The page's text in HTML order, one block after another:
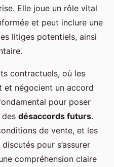
Elle joue un rôle vital
et peut inclure une
litiges potentiels, ainsi
contractuels, où les
et négocient un accord
pour poser
désaccords futurs.
de vente, et les
pour s’assurer
compréhension claire